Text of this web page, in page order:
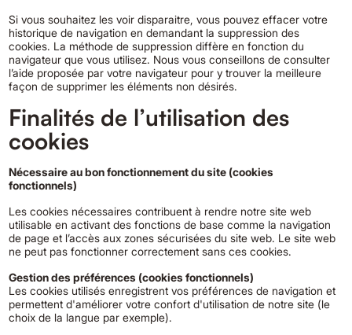
Si vous souhaitez les voir disparaitre, vous pouvez effacer votre
historique de navigation en demandant la suppression des
cookies. La méthode de suppression diffère en fonction du
navigateur que vous utilisez. Nous vous conseillons de consulter
l’aide proposée par votre navigateur pour y trouver la meilleure
façon de supprimer les éléments non désirés.
Finalités de l’utilisation des
cookies
Nécessaire au bon fonctionnement du site (cookies
fonctionnels)
Les cookies nécessaires contribuent à rendre notre site web
utilisable en activant des fonctions de base comme la navigation
de page et l’accès aux zones sécurisées du site web. Le site web
ne peut pas fonctionner correctement sans ces cookies.
Gestion des préférences (cookies fonctionnels)
Les cookies utilisés enregistrent vos préférences de navigation et
permettent d'améliorer votre confort d'utilisation de notre site (le
choix de la langue par exemple).